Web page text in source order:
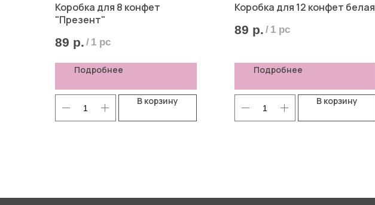
Коробка для 8 конфет
"Презент"
89 р. / 1 pc
Подробнее
В корзину
Коробка для 12 конфет белая
89 р. / 1 pc
Подробнее
В корзину